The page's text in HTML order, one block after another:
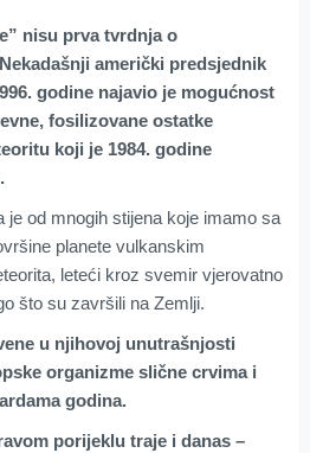
nisu prva tvrdnja o
američki predsjednik
godine najavio je mogućnost
fosilizovane ostatke
koji je 1984. godine
je od mnogih stijena koje imamo sa
planete vulkanskim
leteći kroz svemir vjerovatno
što su završili na Zemlji.
u njihovoj unutrašnjosti
organizme slične crvima i
godina.
porijeklu traje i danas –